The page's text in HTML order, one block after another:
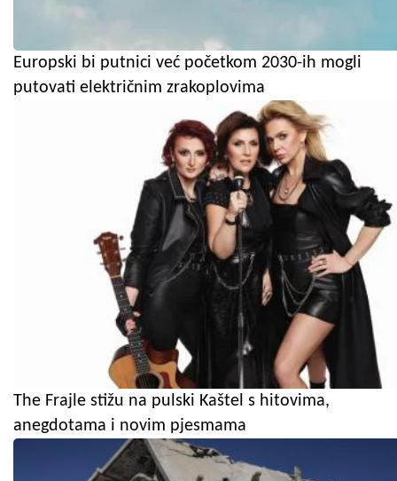
Europski bi putnici već početkom 2030-ih mogli
putovati električnim zrakoplovima
The Frajle stižu na pulski Kaštel s hitovima,
anegdotama i novim pjesmama